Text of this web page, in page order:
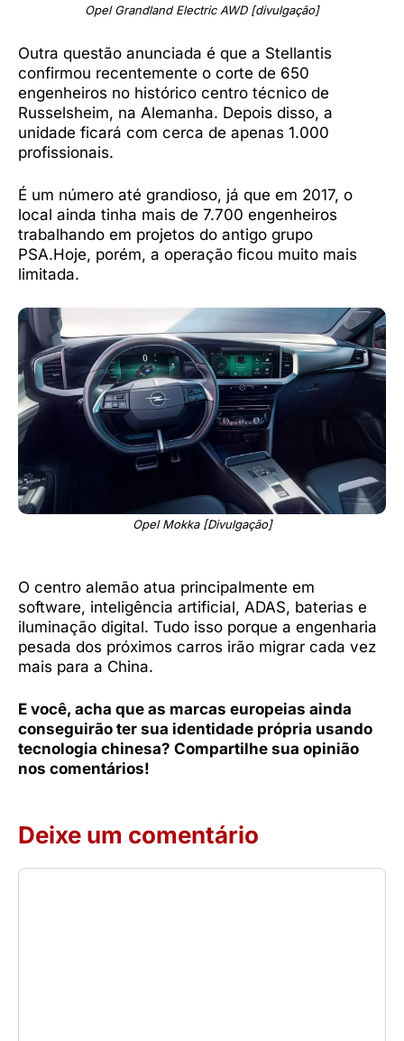
Opel Grandland Electric AWD [divulgação]
Outra questão anunciada é que a Stellantis
confirmou recentemente o corte de 650
engenheiros no histórico centro técnico de
Russelsheim, na Alemanha. Depois disso, a
unidade ficará com cerca de apenas 1.000
profissionais.
É um número até grandioso, já que em 2017, o
local ainda tinha mais de 7.700 engenheiros
trabalhando em projetos do antigo grupo
PSA.Hoje, porém, a operação ficou muito mais
limitada.
Opel Mokka [Divulgação]
O centro alemão atua principalmente em
software, inteligência artificial, ADAS, baterias e
iluminação digital. Tudo isso porque a engenharia
pesada dos próximos carros irão migrar cada vez
mais para a China.
E você, acha que as marcas europeias ainda
conseguirão ter sua identidade própria usando
tecnologia chinesa? Compartilhe sua opinião
nos comentários!
Deixe um comentário
Comentário